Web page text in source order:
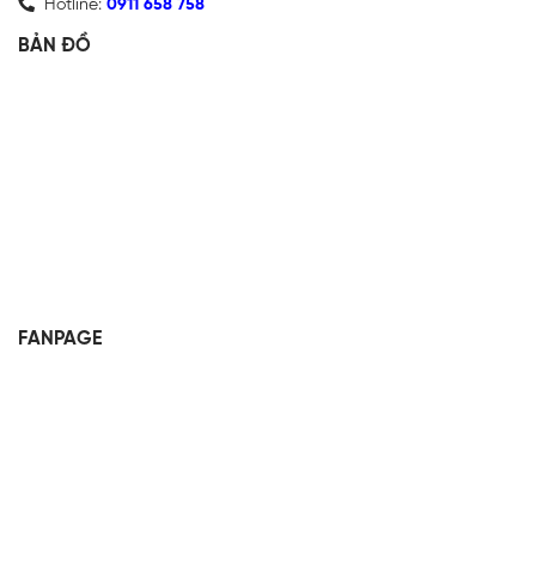
Hotline: 0911 658 758
BẢN ĐỒ
FANPAGE